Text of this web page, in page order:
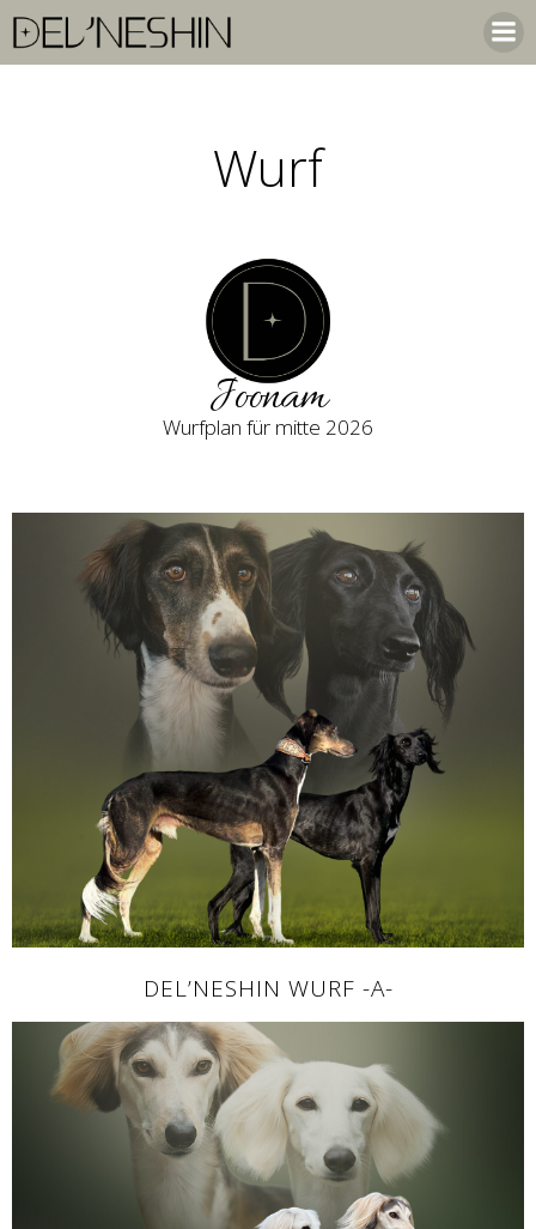
springen
Wurf
Joonam
Wurfplan für mitte 2026
DEL’NESHIN WURF -A-